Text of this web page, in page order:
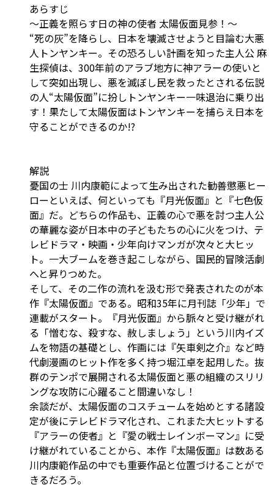
あらすじ
～正義を照らす日の神の使者 太陽仮面見参！～
“死の灰”を降らし、日本を壊滅させようと目論む大悪
人トンヤンキー。その恐ろしい計画を知った主人公 麻
生探偵は、300年前のアラブ地方に神アラーの使いと
して突如出現し、悪を滅ぼし民を救ったとされる伝説
の人“太陽仮面”に扮しトンヤンキー一味退治に乗り出
す！果たして太陽仮面はトンヤンキーを捕らえ日本を
守ることができるのか!?
解説
憂国の士 川内康範によって生み出された勧善懲悪ヒー
ローといえば、何といっても『月光仮面』と『七色仮
面』だ。どちらの作品も、正義の心で悪を討つ主人公
の華麗な姿が日本中の子どもたちの心に火をつけ、テ
レビドラマ・映画・少年向けマンガが次々と大ヒッ
ト。一大ブームを巻き起こしながら、国民的冒険活劇
へと昇りつめた。
そして、その二作の流れを汲む形で発表されたのが本
作『太陽仮面』である。昭和35年に月刊誌「少年」で
連載がスタート。『月光仮面』から脈々と受け継がれ
る「憎むな、殺すな、赦しましょう」という川内イズ
ムを物語の基礎とし、作画には『矢車剣之介』など時
代劇漫画のヒット作を多く持つ堀江卓を起用した。抜
群のテンポで展開される太陽仮面と悪の組織のスリリ
ングな攻防に心躍ること間違いなし！
余談だが、太陽仮面のコスチュームを始めとする諸設
定が後にテレビドラマ化され、これまた大ヒットする
『アラーの使者』と『愛の戦士レインボーマン』に受
け継がれていることから、本作『太陽仮面』は数ある
川内康範作品の中でも重要作品と位置づけることがで
きるだろう。